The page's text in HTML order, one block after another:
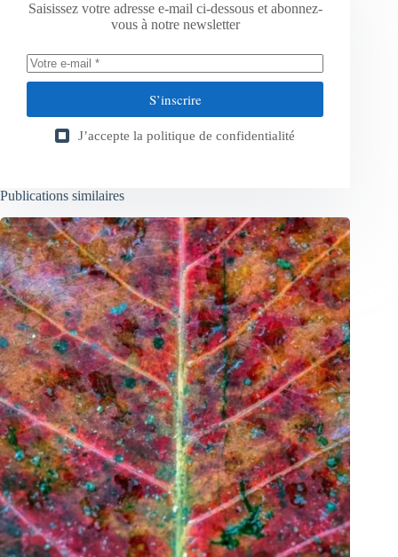
Saisissez votre adresse e-mail ci-dessous et abonnez-
vous à notre newsletter
S’inscrire
J’accepte la politique de confidentialité
Publications similaires